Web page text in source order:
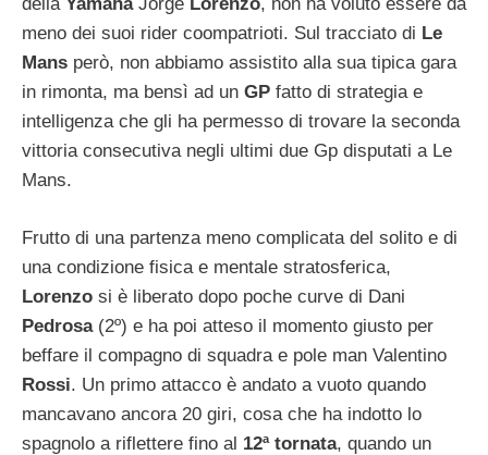
meno dei suoi rider coompatrioti. Sul tracciato di Le
Mans però, non abbiamo assistito alla sua tipica gara
in rimonta, ma bensì ad un GP fatto di strategia e
intelligenza che gli ha permesso di trovare la seconda
vittoria consecutiva negli ultimi due Gp disputati a Le
Mans.
Frutto di una partenza meno complicata del solito e di
una condizione fisica e mentale stratosferica,
Lorenzo si è liberato dopo poche curve di Dani
Pedrosa (2º) e ha poi atteso il momento giusto per
beffare il compagno di squadra e pole man Valentino
Rossi. Un primo attacco è andato a vuoto quando
mancavano ancora 20 giri, cosa che ha indotto lo
spagnolo a riflettere fino al 12ª tornata, quando un